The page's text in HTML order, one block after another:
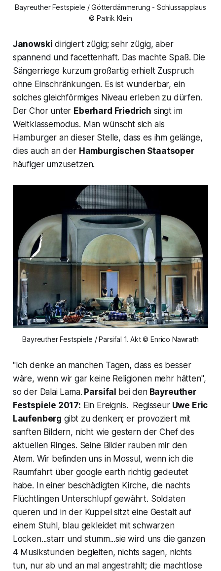
Bayreuther Festspiele / Götterdämmerung - Schlussapplaus
© Patrik Klein
Janowski dirigiert zügig; sehr zügig, aber
spannend und facettenhaft. Das machte Spaß. Die
Sängerriege kurzum großartig erhielt Zuspruch
ohne Einschränkungen. Es ist wunderbar, ein
solches gleichförmiges Niveau erleben zu dürfen.
Der Chor unter Eberhard Friedrich singt im
Weltklassemodus. Man wünscht sich als
Hamburger an dieser Stelle, dass es ihm gelänge,
dies auch an der Hamburgischen Staatsoper
häufiger umzusetzen.
Bayreuther Festspiele / Parsifal 1. Akt © Enrico Nawrath
"Ich denke an manchen Tagen, dass es besser
wäre, wenn wir gar keine Religionen mehr hätten",
so der Dalai Lama. Parsifal bei denBayreuther
Festspiele 2017: Ein Ereignis. RegisseurUwe Eric
Laufenberg gibt zu denken; er provoziert mit
sanften Bildern, nicht wie gestern der Chef des
aktuellen Ringes. Seine Bilder rauben mir den
Atem. Wir befinden uns in Mossul, wenn ich die
Raumfahrt über google earth richtig gedeutet
habe. In einer beschädigten Kirche, die nachts
Flüchtlingen Unterschlupf gewährt. Soldaten
queren und in der Kuppel sitzt eine Gestalt auf
einem Stuhl, blau gekleidet mit schwarzen
Locken...starr und stumm...sie wird uns die ganzen
4 Musikstunden begleiten, nichts sagen, nichts
tun, nur ab und an mal angestrahlt; die machtlose